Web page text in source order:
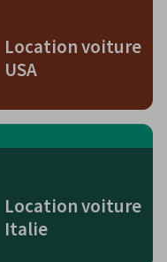
Location voiture
USA
Location voiture
Italie